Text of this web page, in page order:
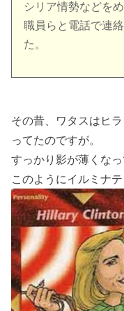
シリア情勢などを
職員らと電話で連
た。
その昔、ワタスはヒ
ってたのですが。
すっかり影が薄くなっ
このようにイルミナ